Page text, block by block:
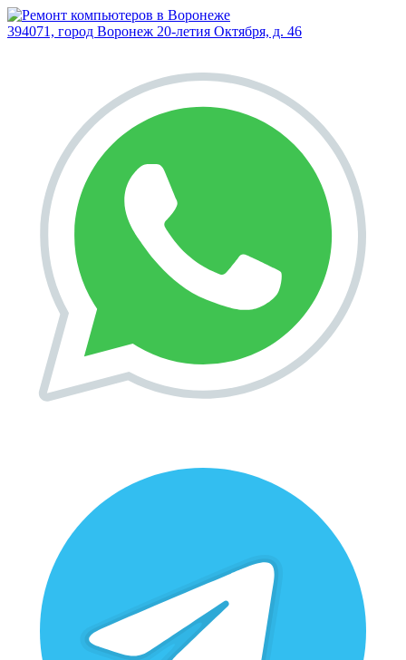
394071, город Воронеж 20-летия Октября, д. 46